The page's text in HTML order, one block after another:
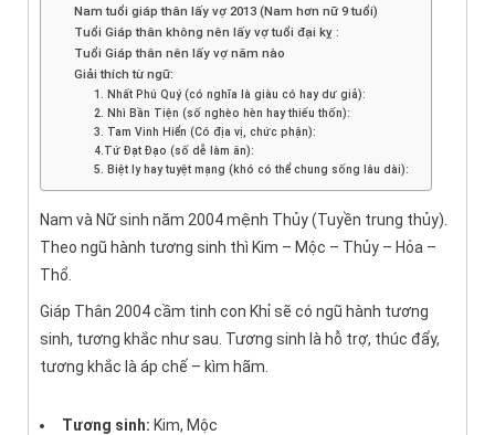
Nam tuổi giáp thân lấy vợ 2013 (Nam hơn nữ 9 tuổi)
Tuổi Giáp thân không nên lấy vợ tuổi đại kỵ :
Tuổi Giáp thân nên lấy vợ năm nào
Giải thích từ ngữ:
1. Nhất Phú Quý (có nghĩa là giàu có hay dư giả):
2. Nhì Bần Tiện (số nghèo hèn hay thiếu thốn):
3. Tam Vinh Hiển (Có địa vị, chức phận):
4.Tứ Đạt Đạo (số dễ làm ăn):
5. Biệt ly hay tuyệt mạng (khó có thể chung sống lâu dài):
Nam và Nữ sinh năm 2004 mệnh Thủy (Tuyền trung thủy).
Theo ngũ hành tương sinh thì Kim – Mộc – Thủy – Hỏa –
Thổ.
Giáp Thân 2004 cầm tinh con Khỉ sẽ có ngũ hành tương
sinh, tương khắc như sau. Tương sinh là hỗ trợ, thúc đẩy,
tương khắc là áp chế – kìm hãm.
Tương sinh: Kim, Mộc